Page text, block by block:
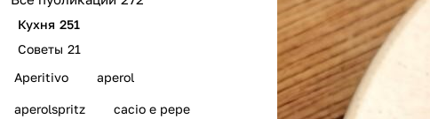
Кухня 251
Советы 21
Aperitivo
aperol
aperolspritz cacio e pepe